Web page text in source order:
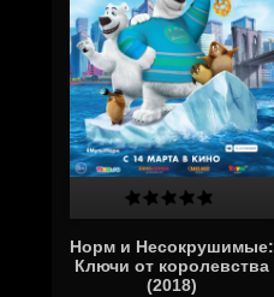
Норм и Несокрушимые:
Ключи от королевства
(2018)